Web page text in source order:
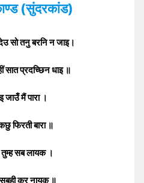
(सुंदरकांड)
सो तनु बरनि न जाइ।
सात प्रदच्छिन धाइ ॥
मैं पारा ।
फिरती बारा ॥
सब लायक ।
कर नायक ॥